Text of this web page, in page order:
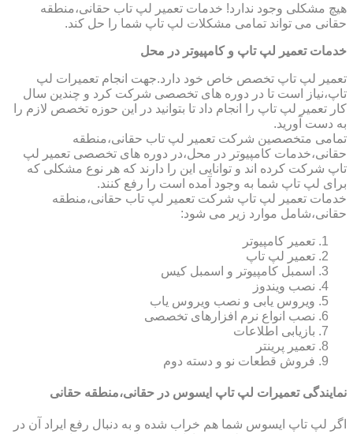
هیچ مشکلی وجود ندارد! خدمات تعمیر لپ تاب حقانی،منطقه
حقانی می تواند تمامی مشکلات لپ تاپ شما را حل کند.
خدمات تعمیر لپ تاپ و کامپیوتر در محل
تعمیر لپ تاپ تخصص خاص خود دارد.جهت انجام تعمیرات لپ
تاپ،نیاز است تا در دوره های تخصصی شرکت کرد و چندین سال
کار تعمیر لپ تاپ را انجام داد تا بتوانید در این حوزه تخصص لازم را
به دست آورید.
تمامی متخصصین شرکت تعمیر لپ تاب حقانی،منطقه
حقانی،خدمات کامپیوتر در محل،در دوره های تخصصی تعمیر لپ
تاپ شرکت کرده اند و توانایی این را دارند که هر نوع مشکلی که
برای لپ تاپ شما به وجود آمده است را رفع کنند.
خدمات تعمیر لپ تاپ شرکت تعمیر لپ تاب حقانی،منطقه
حقانی،شامل موارد زیر می شود:
تعمیر کامپیوتر
تعمیر لپ تاپ
اسمبل کامپیوتر و اسمبل کیس
نصب ویندوز
ویروس یابی و نصب ویروس یاب
نصب انواع نرم افزارهای تخصصی
بازیابی اطلاعات
تعمیر پرینتر
فروش قطعات نو و دسته دوم
نمایندگی تعمیرات لپ تاپ ایسوس در حقانی،منطقه حقانی
اگر لپ تاپ ایسوس شما هم خراب شده و به دنبال رفع ایراد آن در